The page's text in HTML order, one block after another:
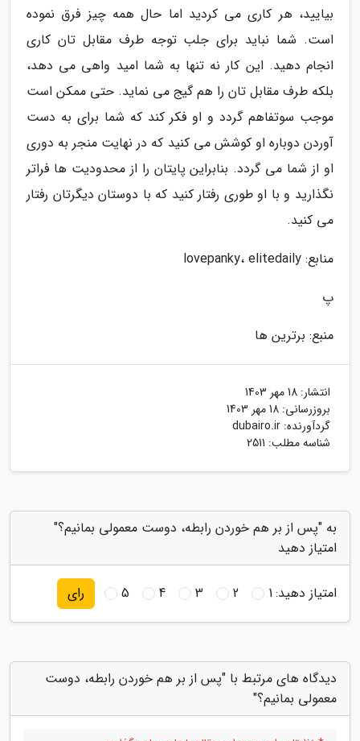
بیایید، هر کاری می کردید اما حال همه چیز فرق نموده
است. شما نباید برای جلب توجه طرف مقابل تان کاری
انجام دهید. این کار نه تنها به شما امید واهی می دهد،
بلکه طرف مقابل تان را هم گیج می نماید. حتی ممکن است
موجب سوتفاهم گردد و او فکر کند که شما برای به دست
آوردن دوباره او کوشش می کنید که در نهایت منجر به دوری
او از شما می گردد. بنابراین پایتان را از محدودیت ها فراتر
نگذارید و با او طوری رفتار کنید که با دوستان دیگرتان رفتار
می کنید.
منابع: lovepanky، elitedaily
پ
منبع: برترین ها
انتشار: 18 مهر 1403
بروزرسانی: 18 مهر 1403
گردآورنده: dubairo.ir
شناسه مطلب: 2511
به "پس از بر هم خوردن رابطه، دوست معمولی بمانیم؟"
امتیاز دهید
امتیاز دهید:1
2
3
4
5 رای
دیدگاه های مرتبط با "پس از بر هم خوردن رابطه، دوست
معمولی بمانیم؟"